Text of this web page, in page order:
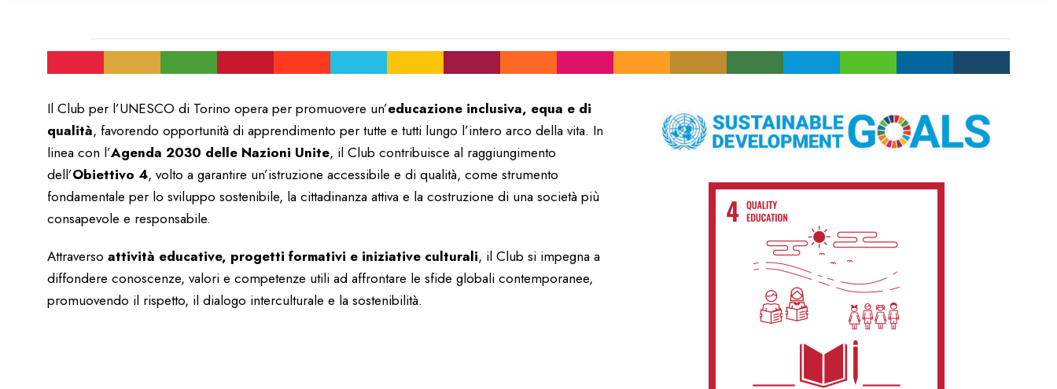
Il Club per l’UNESCO di Torino opera per promuovere un’educazione inclusiva, equa e di
qualità, favorendo opportunità di apprendimento per tutte e tutti lungo l’intero arco della vita. In
linea con l’Agenda 2030 delle Nazioni Unite, il Club contribuisce al raggiungimento
dell’Obiettivo 4, volto a garantire un’istruzione accessibile e di qualità, come strumento
fondamentale per lo sviluppo sostenibile, la cittadinanza attiva e la costruzione di una società più
consapevole e responsabile.
Attraverso attività educative, progetti formativi e iniziative culturali, il Club si impegna a
diffondere conoscenze, valori e competenze utili ad affrontare le sfide globali contemporanee,
promuovendo il rispetto, il dialogo interculturale e la sostenibilità.